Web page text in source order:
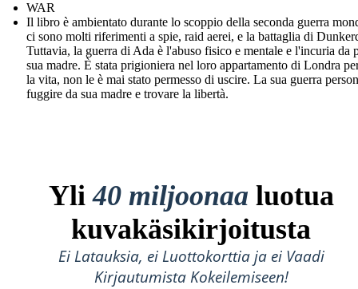
WAR
Il libro è ambientato durante lo scoppio della seconda guerra
ci sono molti riferimenti a spie, raid aerei, e la battaglia di
Tuttavia, la guerra di Ada è l'abuso fisico e mentale e l'incuria da
sua madre. È stata prigioniera nel loro appartamento di Londra
la vita, non le è mai stato permesso di uscire. La sua guerra
fuggire da sua madre e trovare la libertà.
Yli40 miljoonaa luotua
kuvakäsikirjoitusta
Ei Latauksia, ei Luottokorttia ja ei Vaadi
Kirjautumista Kokeilemiseen!